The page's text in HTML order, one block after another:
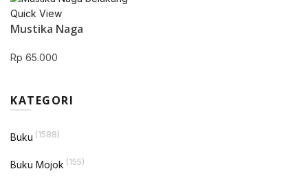
Quick View
Mustika Naga
Rp 65.000
KATEGORI
Buku (1588)
Buku Mojok (155)